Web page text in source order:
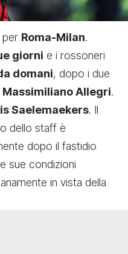
per Roma-Milan.
giorni e i rossoneri
domani, dopo i due
Massimiliano Allegri.
Saelemaekers. Il
dello staff è
dopo il fastidio
sue condizioni
in vista della